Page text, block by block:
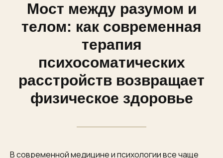
Мост между разумом и
телом: как современная
терапия
психосоматических
расстройств возвращает
физическое здоровье
В современной медицине и психологии все чаще